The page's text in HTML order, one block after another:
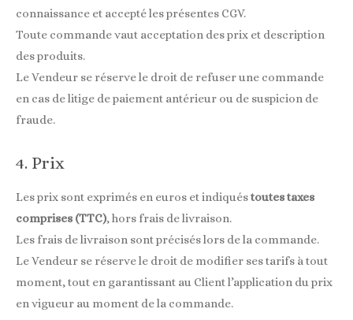
connaissance et accepté les présentes CGV.
Toute commande vaut acceptation des prix et description
des produits.
Le Vendeur se réserve le droit de refuser une commande
en cas de litige de paiement antérieur ou de suspicion de
fraude.
4. Prix
Les prix sont exprimés en euros et indiquéstoutes taxes
comprises (TTC), hors frais de livraison.
Les frais de livraison sont précisés lors de la commande.
Le Vendeur se réserve le droit de modifier ses tarifs à tout
moment, tout en garantissant au Client l’application du prix
en vigueur au moment de la commande.